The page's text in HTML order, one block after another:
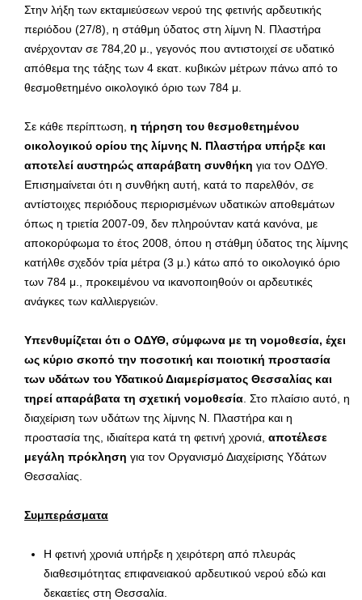
Στην λήξη των εκταμιεύσεων νερού της φετινής αρδευτικής
περιόδου (27/8), η στάθμη ύδατος στη λίμνη Ν. Πλαστήρα
ανέρχονταν σε 784,20 μ., γεγονός που αντιστοιχεί σε υδατικό
απόθεμα της τάξης των 4 εκατ. κυβικών μέτρων πάνω από το
θεσμοθετημένο οικολογικό όριο των 784 μ.
Σε κάθε περίπτωση, η τήρηση του θεσμοθετημένου
οικολογικού ορίου της λίμνης Ν. Πλαστήρα υπήρξε και
αποτελεί αυστηρώς απαράβατη συνθήκη για τον ΟΔΥΘ.
Επισημαίνεται ότι η συνθήκη αυτή, κατά το παρελθόν, σε
αντίστοιχες περιόδους περιορισμένων υδατικών αποθεμάτων
όπως η τριετία 2007-09, δεν πληρούνταν κατά κανόνα, με
αποκορύφωμα το έτος 2008, όπου η στάθμη ύδατος της λίμνης
κατήλθε σχεδόν τρία μέτρα (3 μ.) κάτω από το οικολογικό όριο
των 784 μ., προκειμένου να ικανοποιηθούν οι αρδευτικές
ανάγκες των καλλιεργειών.
Υπενθυμίζεται ότι ο ΟΔΥΘ, σύμφωνα με τη νομοθεσία, έχει
ως κύριο σκοπό την ποσοτική και ποιοτική προστασία
των υδάτων του Υδατικού Διαμερίσματος Θεσσαλίας και
τηρεί απαράβατα τη σχετική νομοθεσία . Στο πλαίσιο αυτό, η
διαχείριση των υδάτων της λίμνης Ν. Πλαστήρα και η
προστασία της, ιδιαίτερα κατά τη φετινή χρονιά, αποτέλεσε
μεγάλη πρόκληση για τον Οργανισμό Διαχείρισης Υδάτων
Θεσσαλίας.
Συμπεράσματα
Η φετινή χρονιά υπήρξε η χειρότερη από πλευράς
διαθεσιμότητας επιφανειακού αρδευτικού νερού εδώ και
δεκαετίες στη Θεσσαλία.